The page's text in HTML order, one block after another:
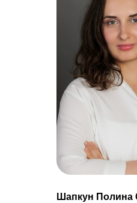
Шапкун Полина